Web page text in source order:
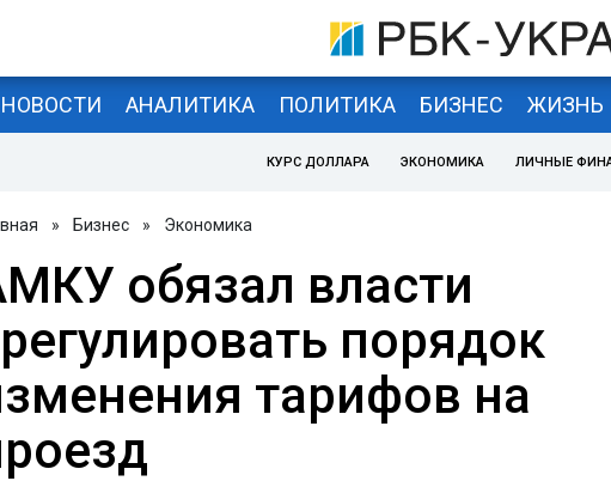
НОВОСТИ АНАЛИТИКА ПОЛИТИКА БИЗНЕС ЖИЗНЬ
КУРС ДОЛЛАРА ЭКОНОМИКА ЛИЧНЫЕ
» Бизнес » Экономика
обязал власти
порядок
тарифов на